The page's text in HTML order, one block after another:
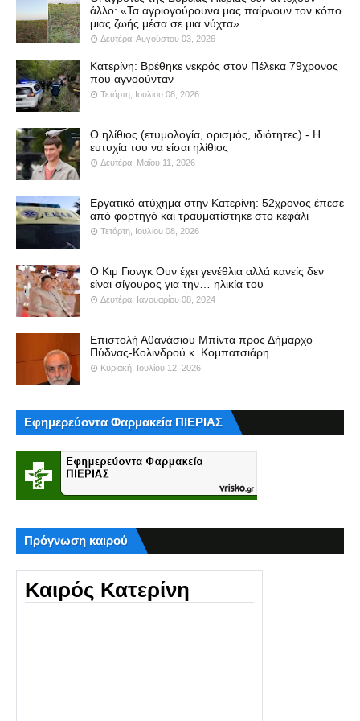
άλλο: «Τα αγριογούρουνα μας παίρνουν τον κόπο
μιας ζωής μέσα σε μια νύχτα»
Δευτέρα, Αυγούστου 03, 2026
Κατερίνη: Βρέθηκε νεκρός στον Πέλεκα 79χρονος
που αγνοούνταν
Τετάρτη, Ιουλίου 08, 2026
Ο ηλίθιος (ετυμολογία, ορισμός, ιδιότητες) - Η
ευτυχία του να είσαι ηλίθιος
Δευτέρα, Μαΐου 11, 2026
Εργατικό ατύχημα στην Κατερίνη: 52χρονος έπεσε
από φορτηγό και τραυματίστηκε στο κεφάλι
Τετάρτη, Ιουλίου 08, 2026
Ο Κιμ Γιονγκ Ουν έχει γενέθλια αλλά κανείς δεν
είναι σίγουρος για την… ηλικία του
Δευτέρα, Ιανουαρίου 08, 2024
Επιστολή Αθανάσιου Μπίντα προς Δήμαρχο
Πύδνας-Κολινδρού κ. Κομπατσιάρη
Κυριακή, Ιουλίου 12, 2026
Εφημερεύοντα Φαρμακεία ΠΙΕΡΙΑΣ
Πρόγνωση καιρού
Καιρός Κατερίνη